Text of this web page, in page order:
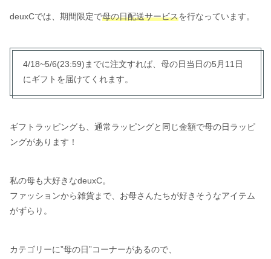
deuxCでは、期間限定で母の日配送サービスを行なっています。
4/18~5/6(23:59)までに注文すれば、母の日当日の5月11日
にギフトを届けてくれます。
ギフトラッピングも、通常ラッピングと同じ金額で母の日ラッピ
ングがあります！
私の母も大好きなdeuxC。
ファッションから雑貨まで、お母さんたちが好きそうなアイテム
がずらり。
カテゴリーに”母の日”コーナーがあるので、